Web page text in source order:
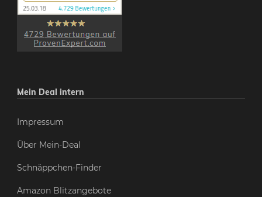
Mein Deal intern
Impressum
Über Mein-Deal
Schnäppchen-Finder
Amazon Blitzangebote